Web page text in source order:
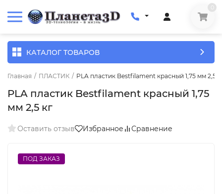
КАТАЛОГ ТОВАРОВ
Главная / ПЛАСТИК / PLA пластик Bestfilament красный 1,75 мм 2,5
PLA пластик Bestfilament красный 1,75
мм 2,5 кг
Оставить отзыв Избранное Сравнение
ПОД ЗАКАЗ